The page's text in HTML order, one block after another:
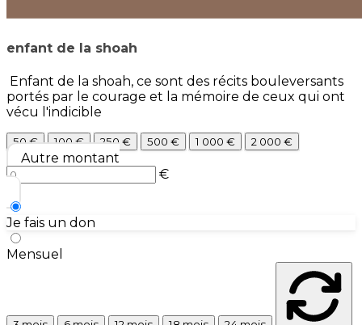
enfant de la shoah
Enfant de la shoah, ce sont des récits bouleversants
portés par le courage et la mémoire de ceux qui ont
vécu l'indicible
50 € 100 € 250 € 500 € 1 000 € 2 000 €
Autre montant
€
Je fais un don
Mensuel